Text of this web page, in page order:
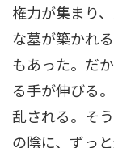
権力が集まり
な墓が築かれ
もあった。だ
る手が伸びる
乱される。そ
の陰に、ずっ